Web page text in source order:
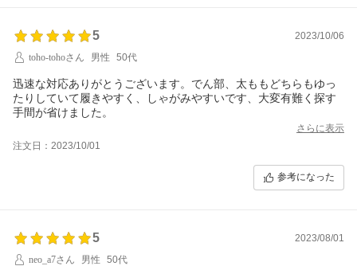
5
2023/10/06
toho-tohoさん
男性 50代
迅速な対応ありがとうございます。でん部、太ももどちらもゆっ
たりしていて履きやすく、しゃがみやすいです、大変有難く探す
手間が省けました。
さらに表示
注文日：2023/10/01
参考になった
5
2023/08/01
neo_a7さん
男性 50代